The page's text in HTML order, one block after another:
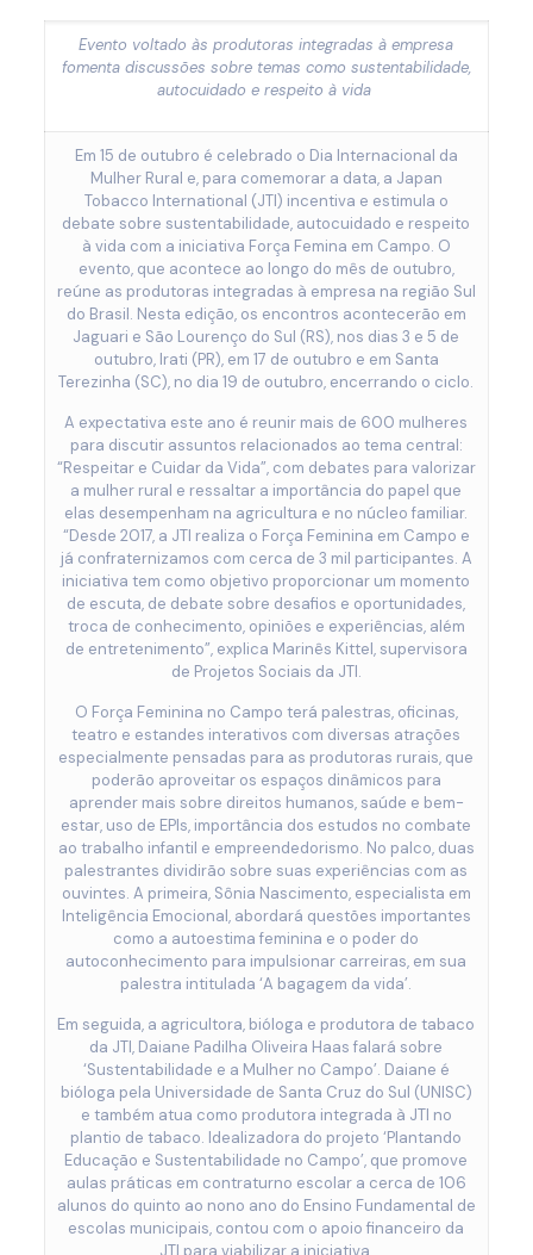
Evento voltado às produtoras integradas à empresa
fomenta discussões sobre temas como sustentabilidade,
autocuidado e respeito à vida
Em 15 de outubro é celebrado o Dia Internacional da
Mulher Rural e, para comemorar a data, a Japan
Tobacco International (JTI) incentiva e estimula o
debate sobre sustentabilidade, autocuidado e respeito
à vida com a iniciativa Força Femina em Campo. O
evento, que acontece ao longo do mês de outubro,
reúne as produtoras integradas à empresa na região Sul
do Brasil. Nesta edição, os encontros acontecerão em
Jaguari e São Lourenço do Sul (RS), nos dias 3 e 5 de
outubro, Irati (PR), em 17 de outubro e em Santa
Terezinha (SC), no dia 19 de outubro, encerrando o ciclo.
A expectativa este ano é reunir mais de 600 mulheres
para discutir assuntos relacionados ao tema central:
“Respeitar e Cuidar da Vida”, com debates para valorizar
a mulher rural e ressaltar a importância do papel que
elas desempenham na agricultura e no núcleo familiar.
“Desde 2017, a JTI realiza o Força Feminina em Campo e
já confraternizamos com cerca de 3 mil participantes. A
iniciativa tem como objetivo proporcionar um momento
de escuta, de debate sobre desafios e oportunidades,
troca de conhecimento, opiniões e experiências, além
de entretenimento”, explica Marinês Kittel, supervisora
de Projetos Sociais da JTI.
O Força Feminina no Campo terá palestras, oficinas,
teatro e estandes interativos com diversas atrações
especialmente pensadas para as produtoras rurais, que
poderão aproveitar os espaços dinâmicos para
aprender mais sobre direitos humanos, saúde e bem-
estar, uso de EPIs, importância dos estudos no combate
ao trabalho infantil e empreendedorismo. No palco, duas
palestrantes dividirão sobre suas experiências com as
ouvintes. A primeira, Sônia Nascimento, especialista em
Inteligência Emocional, abordará questões importantes
como a autoestima feminina e o poder do
autoconhecimento para impulsionar carreiras, em sua
palestra intitulada ‘A bagagem da vida’.
Em seguida, a agricultora, bióloga e produtora de tabaco
da JTI, Daiane Padilha Oliveira Haas falará sobre
‘Sustentabilidade e a Mulher no Campo’. Daiane é
bióloga pela Universidade de Santa Cruz do Sul (UNISC)
e também atua como produtora integrada à JTI no
plantio de tabaco. Idealizadora do projeto ‘Plantando
Educação e Sustentabilidade no Campo’, que promove
aulas práticas em contraturno escolar a cerca de 106
alunos do quinto ao nono ano do Ensino Fundamental de
escolas municipais, contou com o apoio financeiro da
JTI para viabilizar a iniciativa.